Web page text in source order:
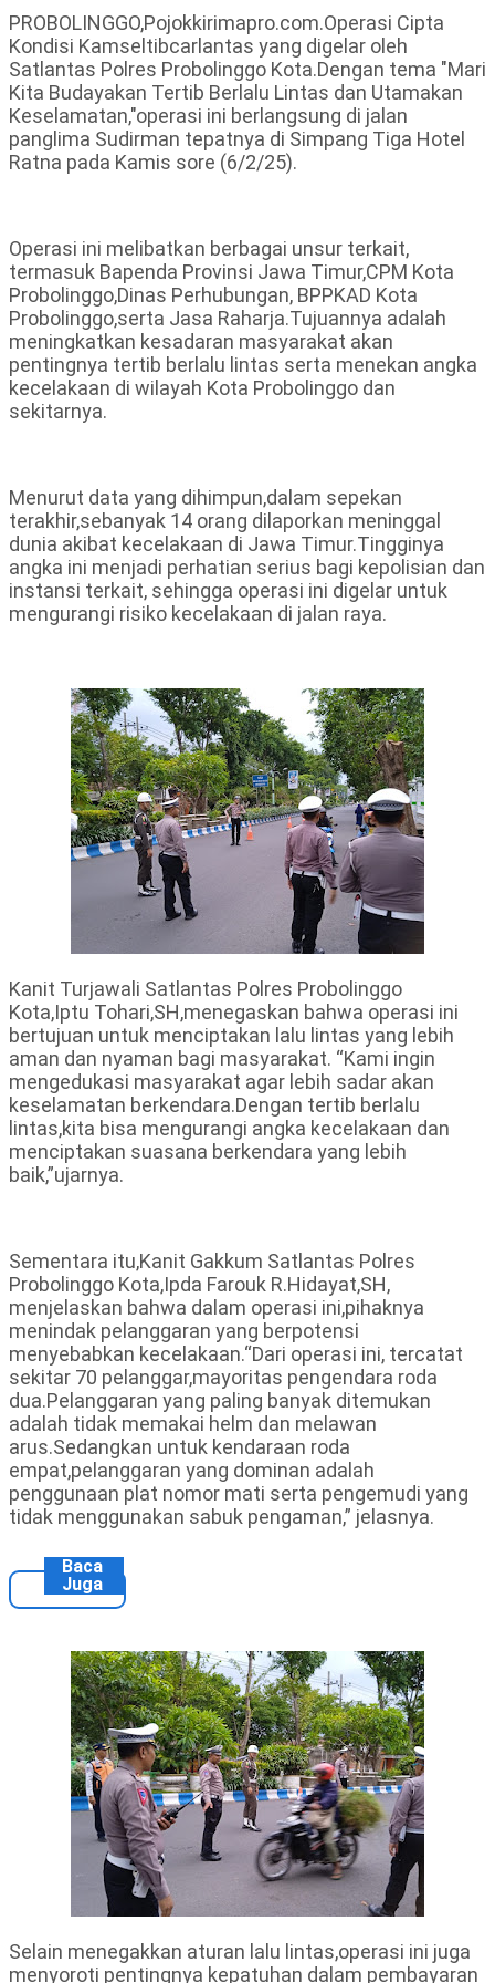
PROBOLINGGO,Pojokkirimapro.com.Operasi Cipta
Kondisi Kamseltibcarlantas yang digelar oleh
Satlantas Polres Probolinggo Kota.Dengan tema "Mari
Kita Budayakan Tertib Berlalu Lintas dan Utamakan
Keselamatan,"operasi ini berlangsung di jalan
panglima Sudirman tepatnya di Simpang Tiga Hotel
Ratna pada Kamis sore (6/2/25).
Operasi ini melibatkan berbagai unsur terkait,
termasuk Bapenda Provinsi Jawa Timur,CPM Kota
Probolinggo,Dinas Perhubungan, BPPKAD Kota
Probolinggo,serta Jasa Raharja.Tujuannya adalah
meningkatkan kesadaran masyarakat akan
pentingnya tertib berlalu lintas serta menekan angka
kecelakaan di wilayah Kota Probolinggo dan
sekitarnya.
Menurut data yang dihimpun,dalam sepekan
terakhir,sebanyak 14 orang dilaporkan meninggal
dunia akibat kecelakaan di Jawa Timur.Tingginya
angka ini menjadi perhatian serius bagi kepolisian dan
instansi terkait, sehingga operasi ini digelar untuk
mengurangi risiko kecelakaan di jalan raya.
Kanit Turjawali Satlantas Polres Probolinggo
Kota,Iptu Tohari,SH,menegaskan bahwa operasi ini
bertujuan untuk menciptakan lalu lintas yang lebih
aman dan nyaman bagi masyarakat. “Kami ingin
mengedukasi masyarakat agar lebih sadar akan
keselamatan berkendara.Dengan tertib berlalu
lintas,kita bisa mengurangi angka kecelakaan dan
menciptakan suasana berkendara yang lebih
baik,”ujarnya.
Sementara itu,Kanit Gakkum Satlantas Polres
Probolinggo Kota,Ipda Farouk R.Hidayat,SH,
menjelaskan bahwa dalam operasi ini,pihaknya
menindak pelanggaran yang berpotensi
menyebabkan kecelakaan.“Dari operasi ini, tercatat
sekitar 70 pelanggar,mayoritas pengendara roda
dua.Pelanggaran yang paling banyak ditemukan
adalah tidak memakai helm dan melawan
arus.Sedangkan untuk kendaraan roda
empat,pelanggaran yang dominan adalah
penggunaan plat nomor mati serta pengemudi yang
tidak menggunakan sabuk pengaman,” jelasnya.
Baca
Juga
Selain menegakkan aturan lalu lintas,operasi ini juga
menyoroti pentingnya kepatuhan dalam pembayaran